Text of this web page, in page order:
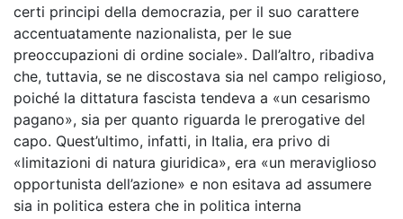
certi principi della democrazia, per il suo carattere
accentuatamente nazionalista, per le sue
preoccupazioni di ordine sociale». Dall’altro, ribadiva
che, tuttavia, se ne discostava sia nel campo religioso,
poiché la dittatura fascista tendeva a «un cesarismo
pagano», sia per quanto riguarda le prerogative del
capo. Quest’ultimo, infatti, in Italia, era privo di
«limitazioni di natura giuridica», era «un meraviglioso
opportunista dell’azione» e non esitava ad assumere
sia in politica estera che in politica interna